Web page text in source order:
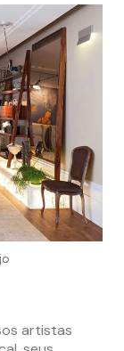
artistas